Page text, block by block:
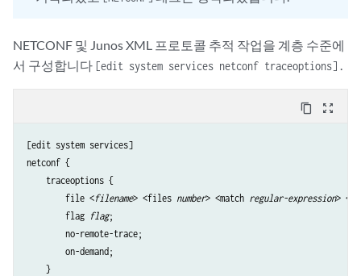
NETCONF 및 Junos XML 프로토콜 추적 작업을 계층 수준에
서 구성합니다 [edit system services netconf traceoptions] .
content_copy zoom_out_map
[edit system services]
netconf {
    traceoptions {
        file <
filename> <files number> <match regular-expression>
        flag
flag;
        no-remote-trace;
        on-demand;
    }